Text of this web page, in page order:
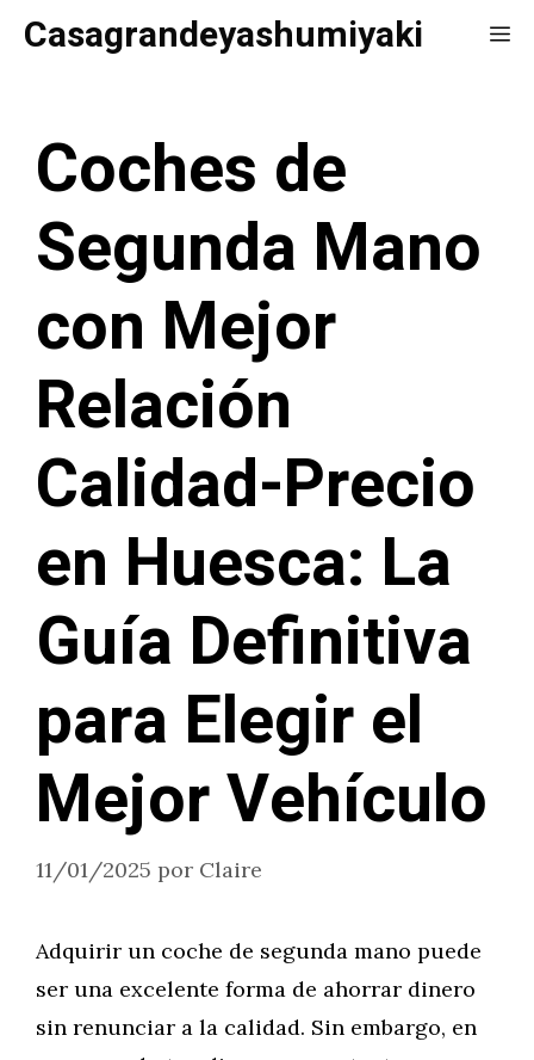
SaltarCasagrandeyashumiyaki
Coches de
Segunda Mano
con Mejor
Relación
Calidad-Precio
en Huesca: La
Guía Definitiva
para Elegir el
Mejor Vehículo
11/01/2025 por Claire
Adquirir un coche de segunda mano puede
ser una excelente forma de ahorrar dinero
sin renunciar a la calidad. Sin embargo, en